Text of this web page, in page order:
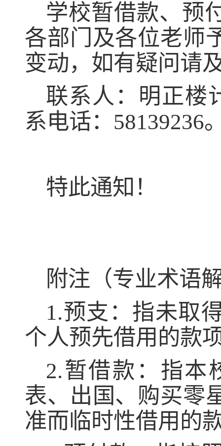
学校暂借款、预
各部门及各位老师
变动，如有疑问请
联系人： 明正楼
系电话： 58139236
特此通知！
附注 （专业术语
1.预支：指未取
个人预先借用的款
2.暂借款：指本
表、出国、购买零
准而临时性借用的